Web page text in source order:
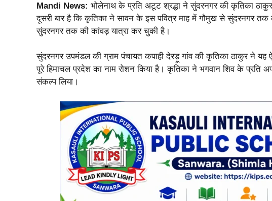
Mandi News: भोलेनाथ के प्रति अटूट श्रद्धा ने सुंदरनगर की कृतिका
दूसरी बार है कि कृतिका ने सावन के इस पवित्र माह में गौमुख से सुंदरनगर तक
सुंदरनगर तक की कांवड़ यात्रा कर चुकी है।
सुंदरनगर उपमंडल की ग्राम पंचायत कपाही देरड़ू गांव की कृतिका ठाकुर ने यह
पूरे हिमाचल प्रदेश का नाम रोशन किया है। कृतिका ने भगवान शिव के प्रति
संकल्प लिया।